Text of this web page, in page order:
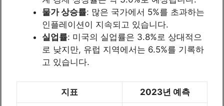
물가 상승률: 많은 국가에서 5%를 초과하는
인플레이션이 지속되고 있습니다.
실업률: 미국의 실업률은 3.8%로 상대적으
로 낮지만, 유럽 지역에서는 6.5%를 기록하
고 있습니다.
지표 2023년 예측